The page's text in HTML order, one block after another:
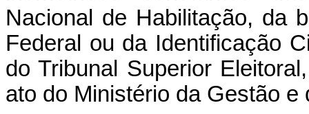
Nacional de Habilitação, da
Federal ou da Identificação
do Tribunal Superior
ato do Ministério da Gestão